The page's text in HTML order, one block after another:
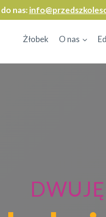
nas:
Żłobek O nas